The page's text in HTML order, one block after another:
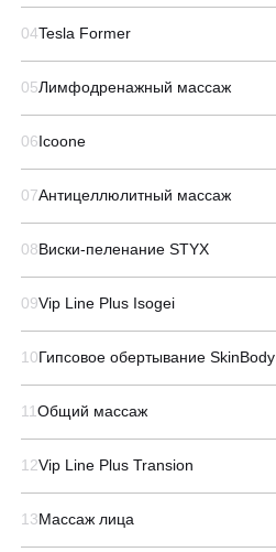
04Tesla Former
05Лимфодренажный массаж
06Icoone
07Антицеллюлитный массаж
08Виски-пеленание STYX
09Vip Line Plus Isogei
10Гипсовое обертывание SkinBody
11Общий массаж
12Vip Line Plus Transion
13Массаж лица